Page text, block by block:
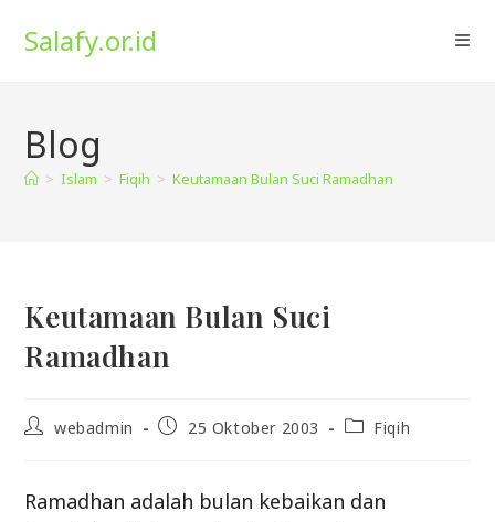
Salafy.or.id
Blog
> Islam > Fiqih > Keutamaan Bulan Suci Ramadhan
Keutamaan Bulan Suci
Ramadhan
Postwebadmin
Post25 Oktober 2003
PostFiqih
Ramadhan adalah bulan kebaikan dan